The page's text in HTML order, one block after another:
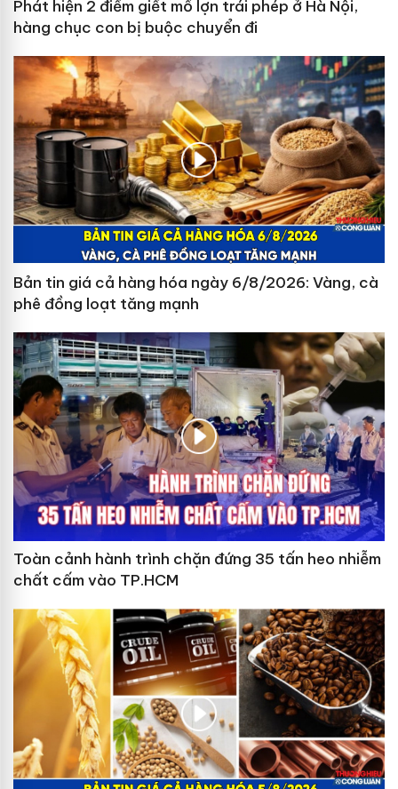
Phát hiện 2 điểm giết mổ lợn trái phép ở Hà Nội,
hàng chục con bị buộc chuyển đi
Bản tin giá cả hàng hóa ngày 6/8/2026: Vàng, cà
phê đồng loạt tăng mạnh
Toàn cảnh hành trình chặn đứng 35 tấn heo nhiễm
chất cấm vào TP.HCM